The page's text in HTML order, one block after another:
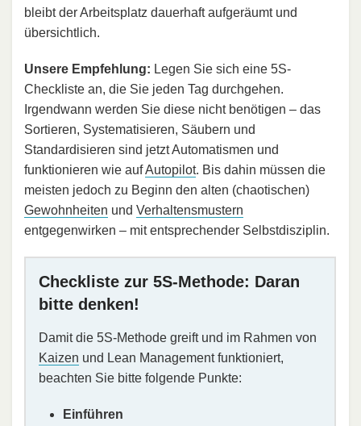
bleibt der Arbeitsplatz dauerhaft aufgeräumt und
übersichtlich.
Unsere Empfehlung: Legen Sie sich eine 5S-
Checkliste an, die Sie jeden Tag durchgehen.
Irgendwann werden Sie diese nicht benötigen – das
Sortieren, Systematisieren, Säubern und
Standardisieren sind jetzt Automatismen und
funktionieren wie aufAutopilot. Bis dahin müssen die
meisten jedoch zu Beginn den alten (chaotischen)
Gewohnheiten und Verhaltensmustern
entgegenwirken – mit entsprechender Selbstdisziplin.
Checkliste zur 5S-Methode: Daran
bitte denken!
Damit die 5S-Methode greift und im Rahmen von
Kaizen und Lean Management funktioniert,
beachten Sie bitte folgende Punkte:
Einführen